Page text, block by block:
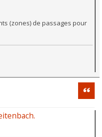
(zones) de passages pour